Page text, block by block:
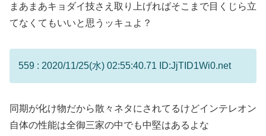
まあまあキョダイ技さえ取り上げればそこまで目くじら立
てなくてもいいと思うッキュよ？
559 : 2020/11/25(水) 02:55:40.71 ID:JjTID1Wi0.net
同期が化け物だから散々ネタにされてるけどインテレオン
自体の性能は全御三家の中でも中堅はあるよな